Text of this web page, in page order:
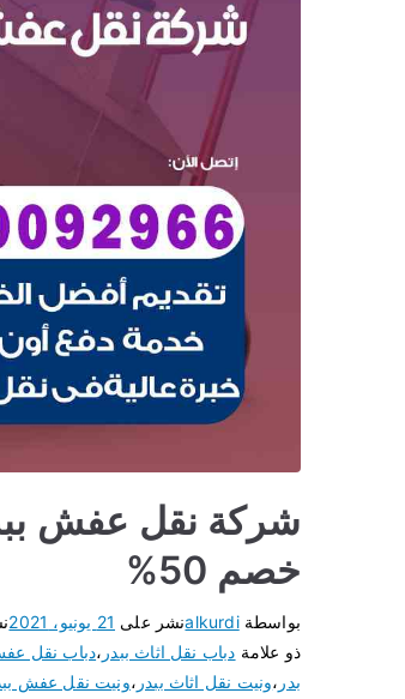
خصم 50%
بواسطةalkurdiنشر على 21 يونيو، 2021
ذو علامة دباب نقل اثاث ببدر ،دباب نقل
بدر ،ونيت نقل اثاث ببدر ،ونيت نقل عفش